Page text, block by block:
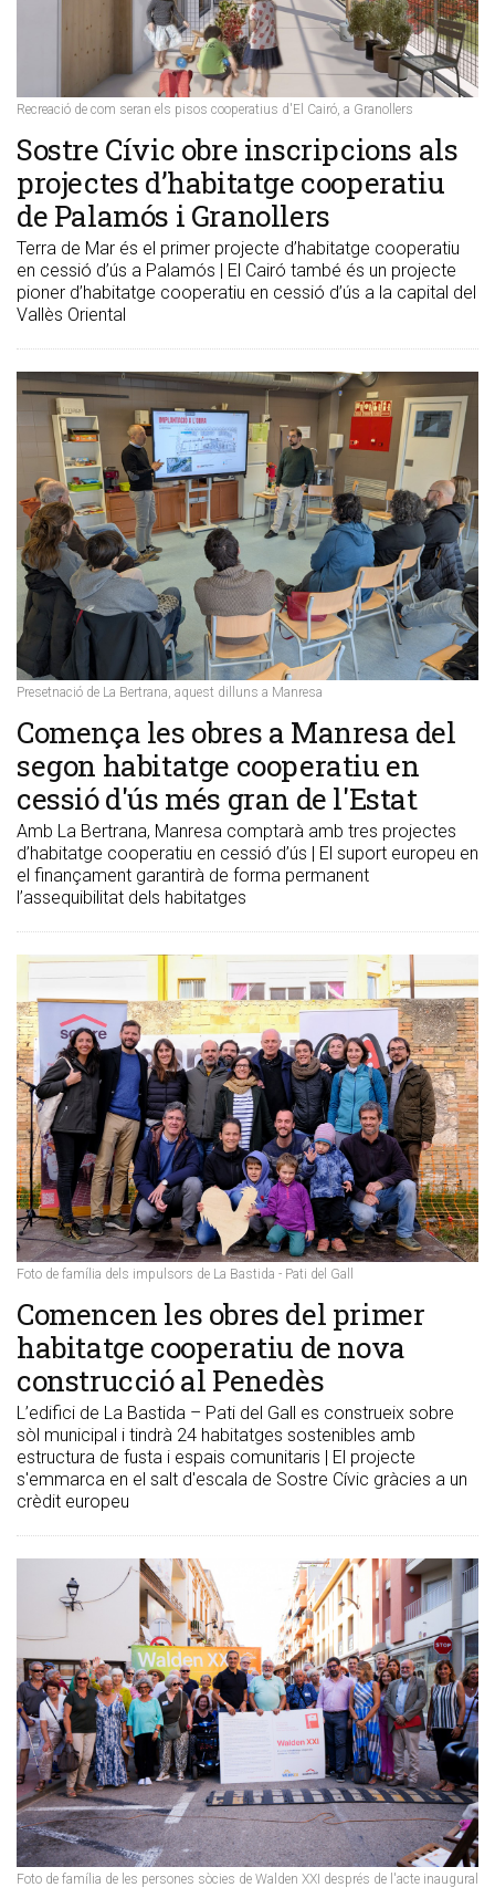
Recreació de com seran els pisos cooperatius d'El Cairó, a Granollers
​Sostre Cívic obre inscripcions als
projectes d’habitatge cooperatiu
de Palamós i Granollers
Terra de Mar és el primer projecte d’habitatge cooperatiu
en cessió d’ús a Palamós | El Cairó també és un projecte
pioner d’habitatge cooperatiu en cessió d’ús a la capital del
Vallès Oriental
Presetnació de La Bertrana, aquest dilluns a Manresa
Comença les obres a Manresa del
segon habitatge cooperatiu en
cessió d'ús més gran de l'Estat
Amb La Bertrana, Manresa comptarà amb tres projectes
d’habitatge cooperatiu en cessió d’ús | El suport europeu en
el finançament garantirà de forma permanent
l’assequibilitat dels habitatges
Foto de família dels impulsors de La Bastida - Pati del Gall
Comencen les obres del primer
habitatge cooperatiu de nova
construcció al Penedès
L’edifici de La Bastida – Pati del Gall es construeix sobre
sòl municipal i tindrà 24 habitatges sostenibles amb
estructura de fusta i espais comunitaris | El projecte
s'emmarca en el salt d'escala de Sostre Cívic gràcies a un
crèdit europeu
Foto de família de les persones sòcies de Walden XXI després de l'acte inaugural